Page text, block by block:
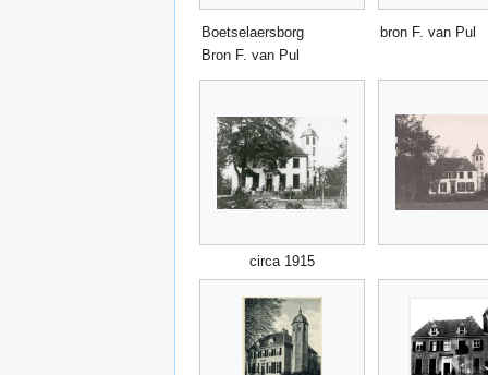
Boetselaersborg
Bron F. van Pul
bron F. van Pul ‎
circa 1915